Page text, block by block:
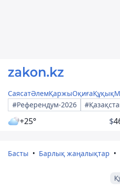
СаясатӘлемҚаржыОқиғаҚұқық
#Референдум-2026
+25° $
Басты Барлық жаңалықтар